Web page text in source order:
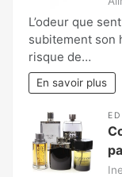
L’odeur que
subitement son
risque de…
En savoir plus